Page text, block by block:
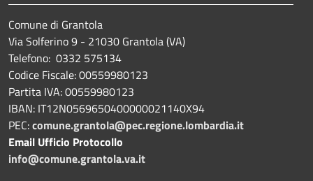
Comune di Grantola
Via Solferino 9 - 21030 Grantola (VA)
Telefono: 0332 575134
Codice Fiscale: 00559980123
Partita IVA: 00559980123
IBAN: IT12N0569650400000021140X94
PEC:comune.grantola@pec.regione.lombardia.it
Email Ufficio Protocollo
info@comune.grantola.va.it